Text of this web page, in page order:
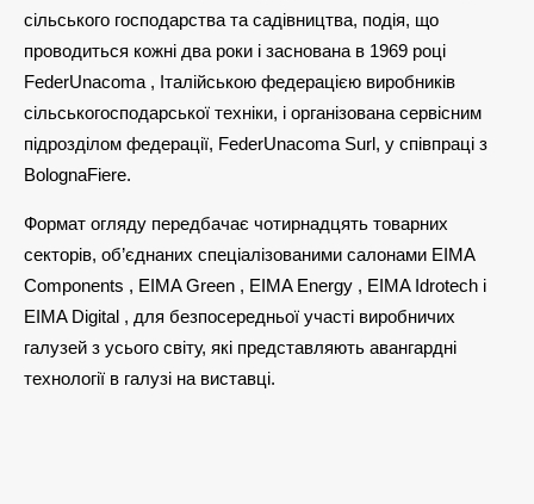
сільського господарства та садівництва, подія, що
проводиться кожні два роки і заснована в 1969 році
FederUnacoma , Італійською федерацією виробників
сільськогосподарської техніки, і організована сервісним
підрозділом федерації, FederUnacoma Surl, у співпраці з
BolognaFiere.
Формат огляду передбачає чотирнадцять товарних
секторів, об’єднаних спеціалізованими салонами EIMA
Components , EIMA Green , EIMA Energy , EIMA Idrotech і
EIMA Digital , для безпосередньої участі виробничих
галузей з усього світу, які представляють авангардні
технології в галузі на виставці.